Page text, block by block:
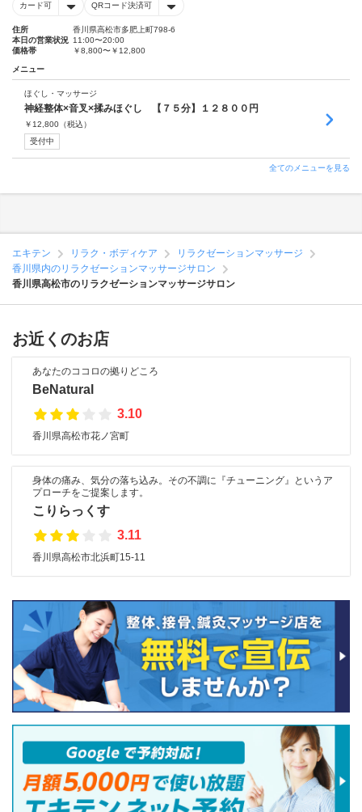
カード可 QRコード決済可
住所
香川県高松市多肥上町798-6
本日の営業状況 11:00〜20:00
価格帯
￥8,800〜￥12,800
メニュー
ほぐし・マッサージ
神経整体×音叉×揉みほぐし 【７５分】１２８００円
￥ 12,800 （税込）
受付中
全てのメニューを見る
エキテン リラク・ボディケア
リラクゼーションマッサージ
香川県内のリラクゼーションマッサージサロン
香川県高松市のリラクゼーションマッサージサロン
お近くのお店
あなたのココロの拠りどころ
BeNatural
3.10
香川県高松市花ノ宮町
身体の痛み、気分の落ち込み。その不調に『チューニング』というア
プローチをご提案します。
こりらっくす
3.11
香川県高松市北浜町15-11